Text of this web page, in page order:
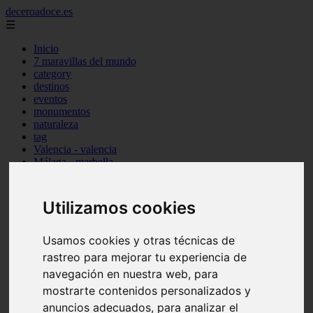
Utilizamos cookies
Usamos cookies y otras técnicas de
rastreo para mejorar tu experiencia de
navegación en nuestra web, para
mostrarte contenidos personalizados y
anuncios adecuados, para analizar el
deceroadoce.es
☰
Inicio
7 maravillas del mundo
category
destinos
eventos
monumentos
naturaleza
tag
Valencia - valencia
Málaga - marbella
Sevilla - bormujos
Santa-cruz-de-tenerife - santiago-del-teide
Murcia - murcia
Alicante - finestrat
Almería - mojácar
Alicante - orihuela